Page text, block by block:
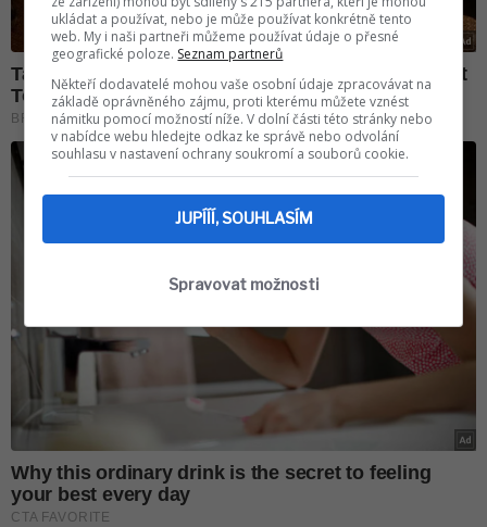
ukládat a používat, nebo je může používat konkrétně tento
web. My i naši partneři můžeme používat údaje o přesné
geografické poloze. Seznam partnerů
Někteří dodavatelé mohou vaše osobní údaje zpracovávat na
základě oprávněného zájmu, proti kterému můžete vznést
námitku pomocí možností níže. V dolní části této stránky nebo
v nabídce webu hledejte odkaz ke správě nebo odvolání
souhlasu v nastavení ochrany soukromí a souborů cookie.
JUPÍÍÍ, SOUHLASÍM
Spravovat možnosti